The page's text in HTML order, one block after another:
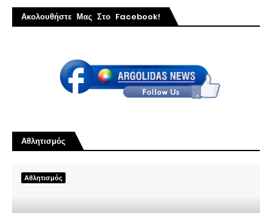
Ακολουθήστε Μας Στο Facebook!
Αθλητισμός
Αθλητισμός